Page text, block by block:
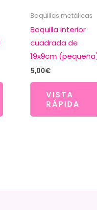
Boquillas metálicas
Boquilla interior
cuadrada de
19x9cm
5,00€
VISTA
RÁPIDA